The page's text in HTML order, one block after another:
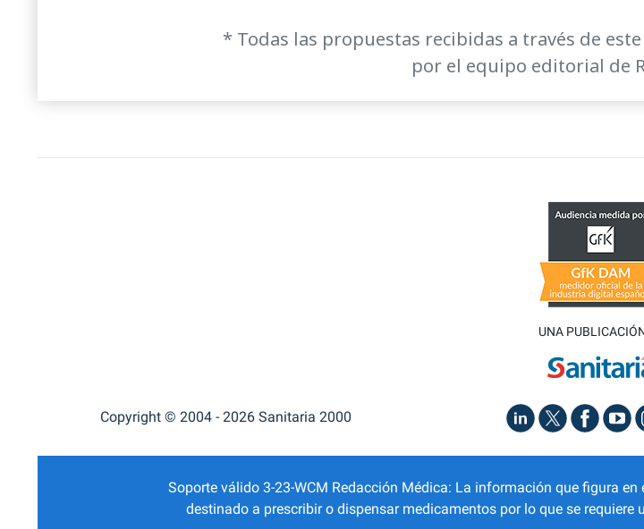
* Todas las propuestas recibidas a través de
por el equipo editorial de
UNA
Copyright © 2004 - 2026 Sanitaria 2000
Soporte válido 3-23-WCM Redacción Médica: La información que figura
destinado a prescribir o dispensar medicamentos por lo que se